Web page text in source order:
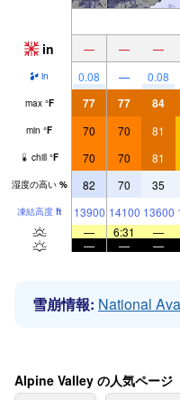
in — — —
in 0.08 — 0.08
max °F 77 77 84
min °F 70 70 81
chill °F 70 70 81
湿度の高い % 82 70 35
凍結高度 ft 13900 14100 13600
—
6:31 —
—
— —
雪崩情報: National
Alpine Valley の人気ページ